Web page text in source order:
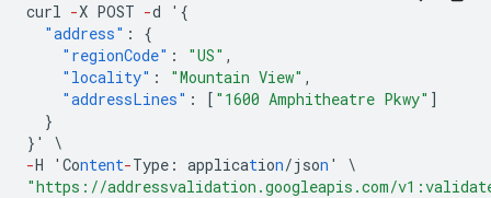
curl -X POST -d ' {
"address" :
{
"regionCode" : "US" ,
"locality" : "Mountain View" ,
"addressLines" : [ "1600 Amphitheatre Pkwy" ]
}
} '
\
-H 'Content-Type : application/json '
\
"https://addressvalidation.googleapis.com/